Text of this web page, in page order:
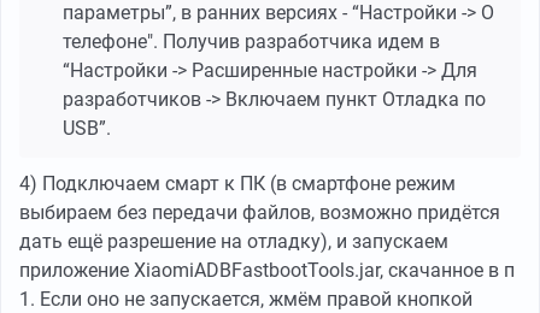
параметры”, в ранних версиях - “Настройки -> О
телефоне". Получив разработчика идем в
“Настройки -> Расширенные настройки -> Для
разработчиков -> Включаем пункт Отладка по
USB”.
4) Подключаем смарт к ПК (в смартфоне режим
выбираем без передачи файлов, возможно придётся
дать ещё разрешение на отладку), и запускаем
приложение XiaomiADBFastbootTools.jar, скачанное в п
1. Если оно не запускается, жмём правой кнопкой